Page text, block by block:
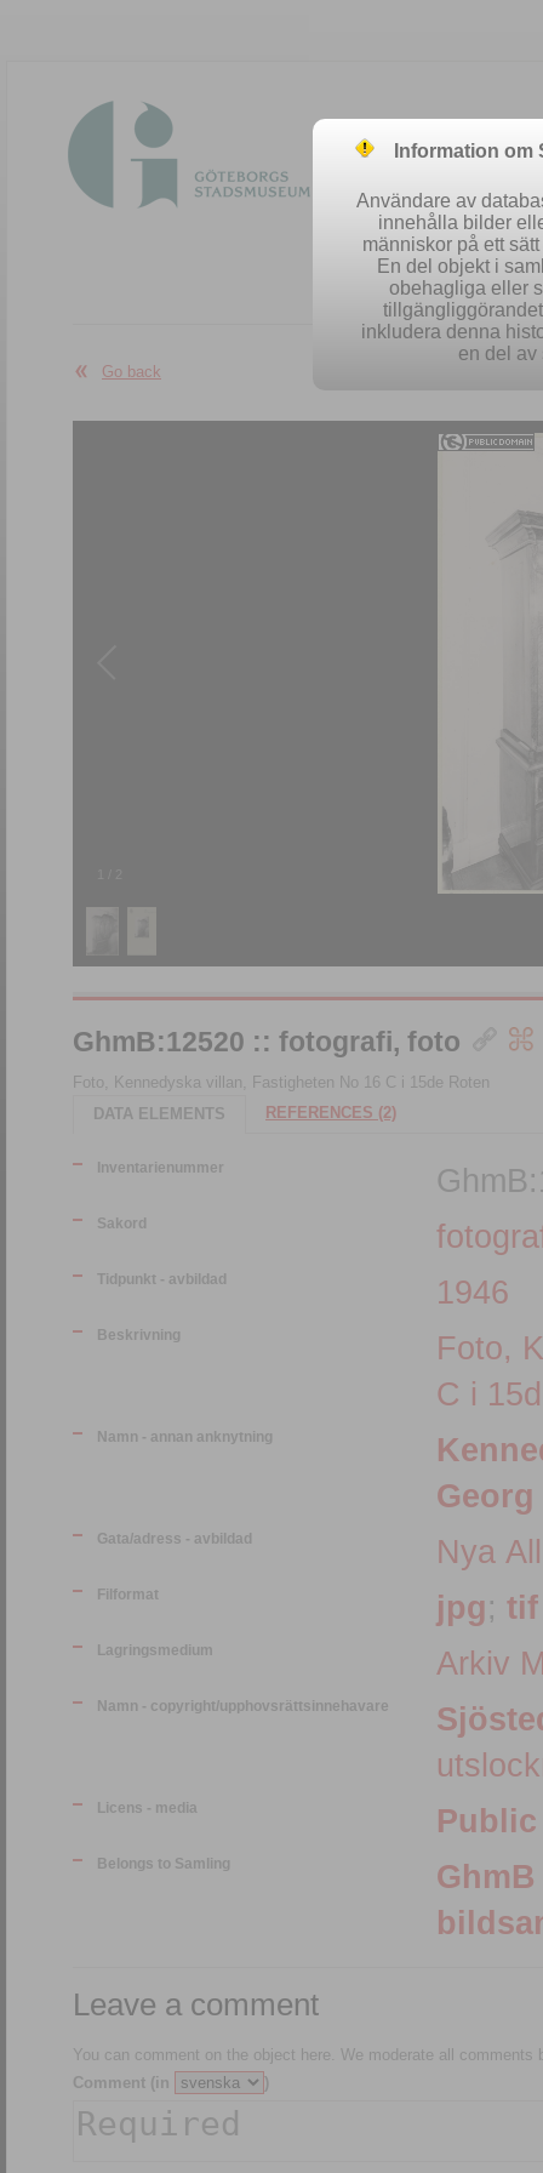
Easy
Go back
GhmB:12520 :: fotografi, foto
Foto, Kennedyska villan, Fastigheten No 16 C i 15de Roten
DATA ELEMENTS
REFERENCES (2)
Inventarienummer
Sakord
Tidpunkt - avbildad 1946
Beskrivning
Foto,
C i
Namn - annan anknytning
Georg
Gata/adress - avbildad Nya
Filformat jpg; tif
Lagringsmedium Arkiv
Namn - copyright/upphovsrättsinnehavare
Licens - media
Belongs to Samling
GhmB :: Göteborgs Historiska
Leave a comment
You can comment on the object here. We moderate all comments
Comment (in
)
Information
Användare av
innehålla bilder
människor på ett
En del objekt i
obehagliga eller
inkludera denna
en del av